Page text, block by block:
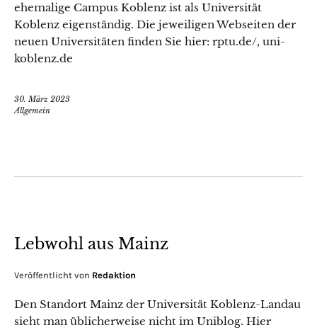
ehemalige Campus Koblenz ist als Universität
Koblenz eigenständig. Die jeweiligen Webseiten der
neuen Universitäten finden Sie hier: rptu.de/, uni-
koblenz.de
30. März 2023
Allgemein
Lebwohl aus Mainz
Veröffentlicht von Redaktion
Den Standort Mainz der Universität Koblenz-Landau
sieht man üblicherweise nicht im Uniblog. Hier